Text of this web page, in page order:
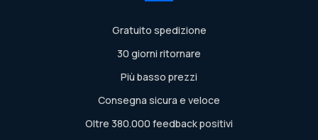
Gratuito spedizione
30 giorni ritornare
Più basso prezzi
Consegna sicura e veloce
Oltre 380.000 feedback positivi